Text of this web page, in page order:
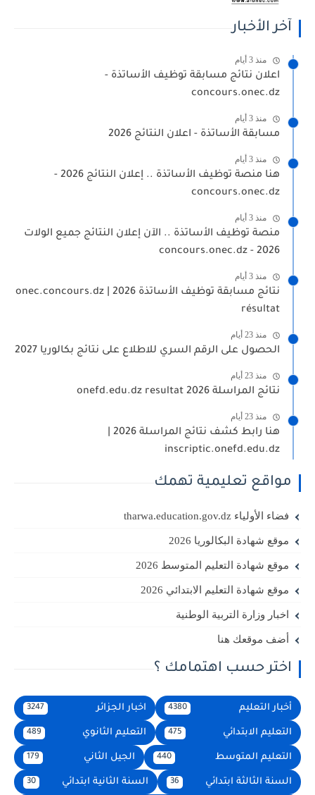
آخر الأخبار
منذ 3 أيام
اعلان نتائج مسابقة توظيف الأساتذة -
concours.onec.dz
منذ 3 أيام
مسابقة الأساتذة - اعلان النتائج 2026
منذ 3 أيام
هنا منصة توظيف الأساتذة .. إعلان النتائج 2026 -
concours.onec.dz
منذ 3 أيام
منصة توظيف الأساتذة .. الآن إعلان النتائج جميع الولات
2026 - concours.onec.dz
منذ 3 أيام
نتائج مسابقة توظيف الأساتذة 2026 | onec.concours.dz
résultat
منذ 23 أيام
الحصول على الرقم السري للاطلاع على نتائج بكالوريا 2027
منذ 23 أيام
نتائج المراسلة 2026 onefd.edu.dz resultat
منذ 23 أيام
هنا رابط كشف نتائج المراسلة 2026 |
inscriptic.onefd.edu.dz
مواقع تعليمية تهمك
فضاء الأولياء tharwa.education.gov.dz
موقع شهادة البكالوريا 2026
موقع شهادة التعليم المتوسط 2026
موقع شهادة التعليم الابتدائي 2026
اخبار وزارة التربية الوطنية
أضف موقعك هنا
اختر حسب اهتمامك ؟
أخبار التعليم 4380 اخبار الجزائر 3247
التعليم الابتدائي 475 التعليم الثانوي 489
التعليم المتوسط 440 الجيل الثاني 179
السنة الثالثة ابتدائي السنة الثانية ابتدائي